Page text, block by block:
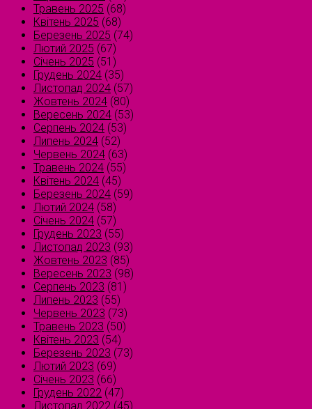
Травень 2025 (68)
Квітень 2025 (68)
Березень 2025 (74)
Лютий 2025 (67)
Січень 2025 (51)
Грудень 2024 (35)
Листопад 2024 (57)
Жовтень 2024 (80)
Вересень 2024 (53)
Серпень 2024 (53)
Липень 2024 (52)
Червень 2024 (63)
Травень 2024 (55)
Квітень 2024 (45)
Березень 2024 (59)
Лютий 2024 (58)
Січень 2024 (57)
Грудень 2023 (55)
Листопад 2023 (93)
Жовтень 2023 (85)
Вересень 2023 (98)
Серпень 2023 (81)
Липень 2023 (55)
Червень 2023 (73)
Травень 2023 (50)
Квітень 2023 (54)
Березень 2023 (73)
Лютий 2023 (69)
Січень 2023 (66)
Грудень 2022 (47)
Листопад 2022 (45)